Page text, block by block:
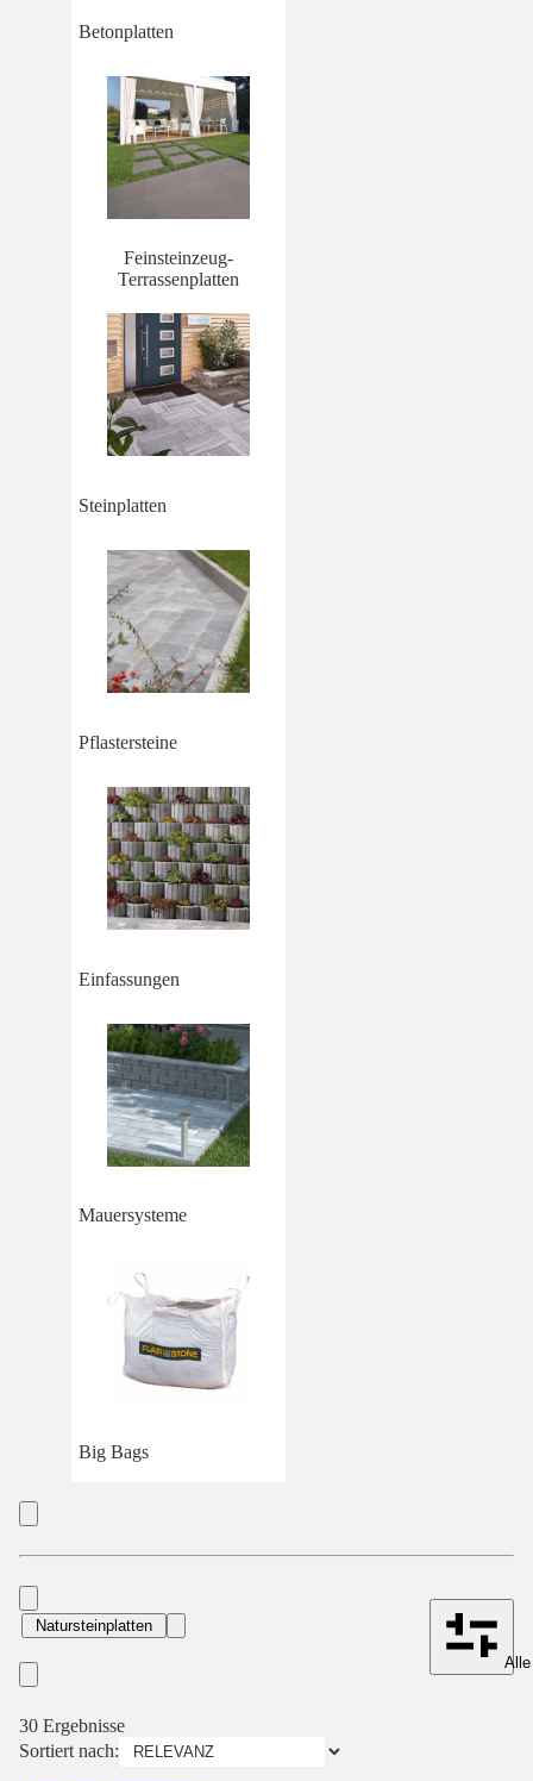
Betonplatten
Feinsteinzeug-
Terrassenplatten
Steinplatten
Pflastersteine
Einfassungen
Mauersysteme
Big Bags
Natursteinplatten
30 Ergebnisse
Sortiert nach: